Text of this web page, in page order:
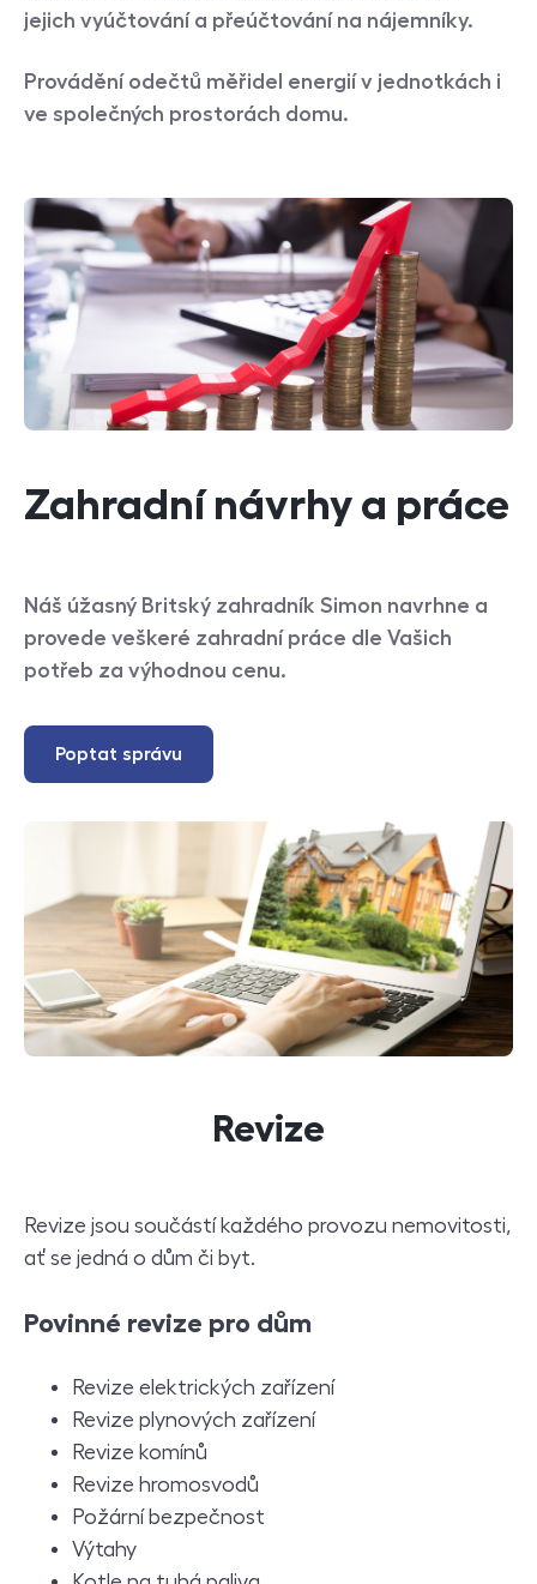
jejich vyúčtování a přeúčtování na nájemníky.
Provádění odečtů měřidel energií v jednotkách i
ve společných prostorách domu.
Zahradní návrhy a práce
Náš úžasný Britský zahradník Simon navrhne a
provede veškeré zahradní práce dle Vašich
potřeb za výhodnou cenu.
Poptat správu
Revize
Revize jsou součástí každého provozu nemovitosti,
ať se jedná o dům či byt.
Povinné revize pro dům
Revize elektrických zařízení
Revize plynových zařízení
Revize komínů
Revize hromosvodů
Požární bezpečnost
Výtahy